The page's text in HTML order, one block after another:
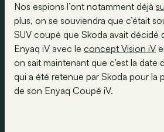
Nos espions l’ont notamment déjà
plus, on se souviendra que c’était
SUV coupé que Skoda avait décidé
Enyaq iV avec le concept Vision iV
on sait maintenant que c’est la date
qui a été retenue par Skoda pour la
de son Enyaq Coupé iV.